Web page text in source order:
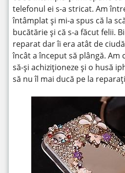
telefonul ei s-a stricat. Am
întâmplat și mi-a spus că la
bucătărie și că s-a făcut felii.
reparat dar îi era atât de
încât a început să plângă. Am
să-și achiziționeze și o husă
să nu îl mai ducă pe la